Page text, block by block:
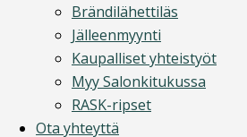
Brändilähettiläs
Jälleenmyynti
Kaupalliset yhteistyöt
Myy Salonkitukussa
RASK-ripset
Ota yhteyttä